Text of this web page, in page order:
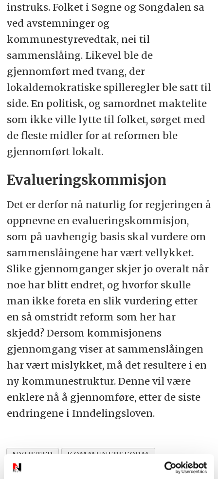
instruks. Folket i Søgne og Songdalen sa
ved avstemninger og
kommunestyrevedtak, nei til
sammenslåing. Likevel ble de
gjennomført med tvang, der
lokaldemokratiske spilleregler ble satt til
side. En politisk, og samordnet maktelite
som ikke ville lytte til folket, sørget med
de fleste midler for at reformen ble
gjennomført lokalt.
Evalueringskommisjon
Det er derfor nå naturlig for regjeringen å
oppnevne en evalueringskommisjon,
som på uavhengig basis skal vurdere om
sammenslåingene har vært vellykket.
Slike gjennomganger skjer jo overalt når
noe har blitt endret, og hvorfor skulle
man ikke foreta en slik vurdering etter
en så omstridt reform som her har
skjedd? Dersom kommisjonens
gjennomgang viser at sammenslåingen
har vært mislykket, må det resultere i en
ny kommunestruktur. Denne vil være
enklere nå å gjennomføre, etter de siste
endringene i Inndelingsloven.
NYHETER
KOMMUNEREFORM
INNSENDT
DEBATT